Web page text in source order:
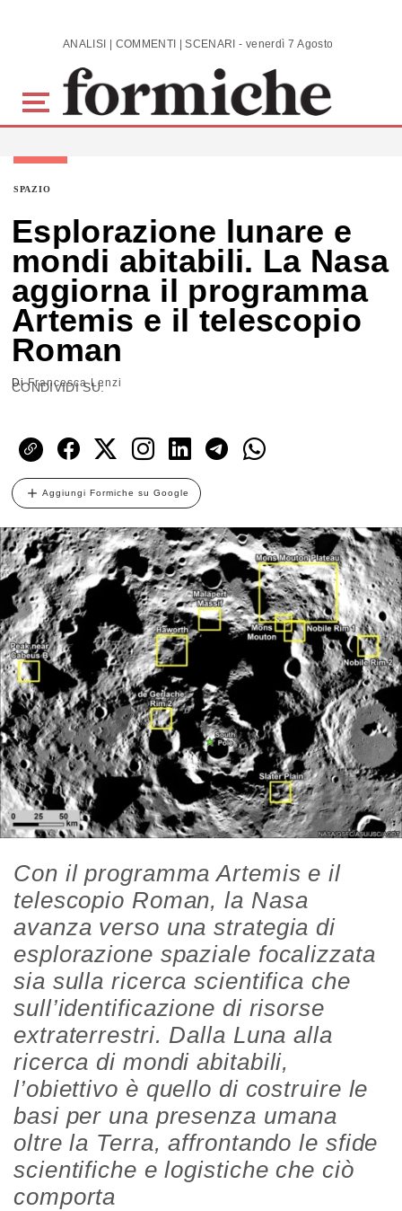
Skip to main content ANALISI | COMMENTI | SCENARI - venerdì 7 Agosto 2026
SPAZIO
Esplorazione lunare e
mondi abitabili. La Nasa
aggiorna il programma
Artemis e il telescopio
Roman
DiFrancesca Lenzi
CONDIVIDI SU:
Aggiungi Formiche su Google
Con il programma Artemis e il
telescopio Roman, la Nasa
avanza verso una strategia di
esplorazione spaziale focalizzata
sia sulla ricerca scientifica che
sull’identificazione di risorse
extraterrestri. Dalla Luna alla
ricerca di mondi abitabili,
l’obiettivo è quello di costruire le
basi per una presenza umana
oltre la Terra, affrontando le sfide
scientifiche e logistiche che ciò
comporta